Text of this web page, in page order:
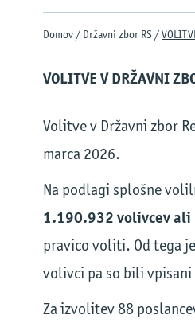
Domov / Državni zbor RS /
VOLITVE V DRŽAVNI
Volitve v Državni zbor
marca 2026.
Na podlagi splošne
1.190.932 volivcev ali
pravico voliti. Od tega
volivci pa so bili
Za izvolitev 88